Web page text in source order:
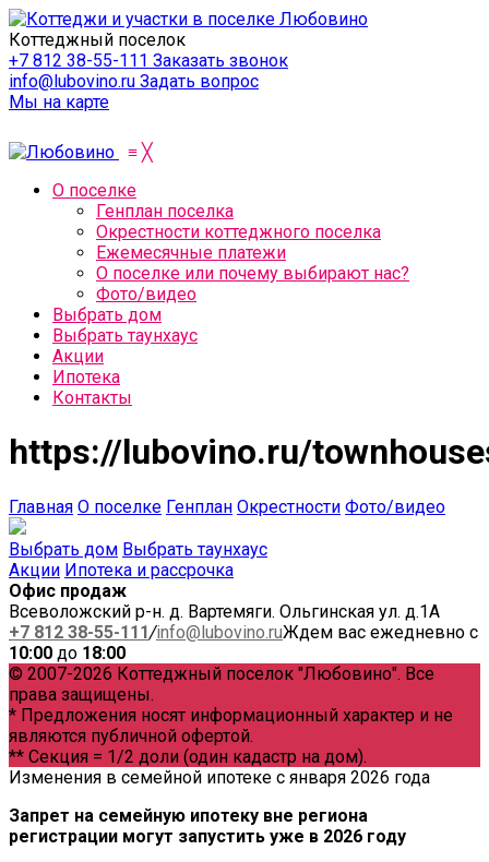
Коттеджный поселок
+7 812 38-55-111 Заказать звонок
info@lubovino.ru Задать вопрос
Мы на карте
≡ ╳
О поселке
Генплан поселка
Окрестности коттеджного поселка
Ежемесячные платежи
О поселке или почему выбирают нас?
Фото/видео
Выбрать дом
Выбрать таунхаус
Акции
Ипотека
Контакты
https://lubovino.ru/
Главная О поселке Генплан Окрестности Фото/видео
Выбрать дом Выбрать таунхаус
Акции Ипотека и рассрочка
Офис продаж
Всеволожский р-н. д. Вартемяги. Ольгинская ул. д.1А
+7 812 38-55-111/info@lubovino.ruЖдем вас ежедневно с
10:00 до 18:00
© 2007-2026 Коттеджный поселок "Любовино". Все
права защищены.
* Предложения носят информационный характер и не
являются публичной офертой.
** Секция = 1/2 доли (один кадастр на дом).
Изменения в семейной ипотеке с января 2026 года
Запрет на семейную ипотеку вне региона
регистрации могут запустить уже в 2026 году